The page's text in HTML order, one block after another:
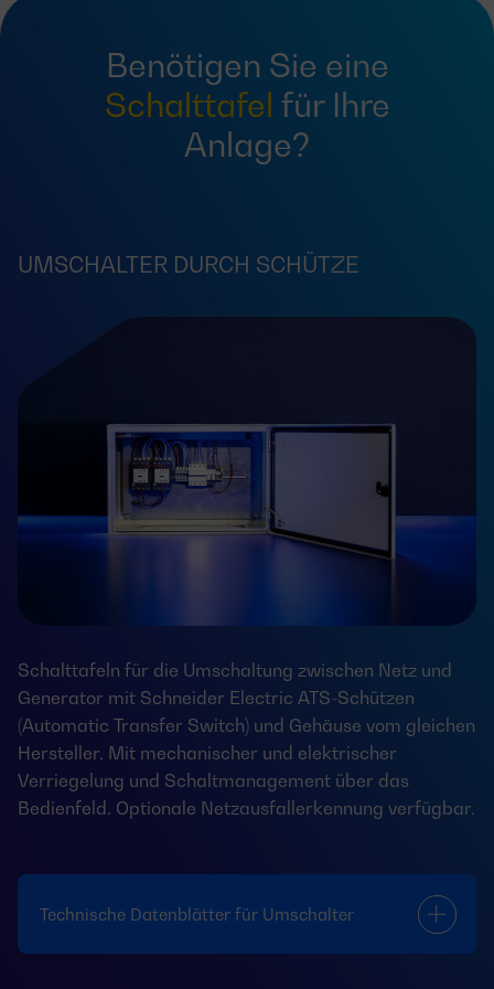
Benötigen Sie eine
Schalttafel für Ihre
Anlage?
UMSCHALTER DURCH SCHÜTZE
Schalttafeln für die Umschaltung zwischen Netz und
Generator mit Schneider Electric ATS-Schützen
(Automatic Transfer Switch) und Gehäuse vom gleichen
Hersteller. Mit mechanischer und elektrischer
Verriegelung und Schaltmanagement über das
Bedienfeld. Optionale Netzausfallerkennung verfügbar.
Technische Datenblätter für Umschalter